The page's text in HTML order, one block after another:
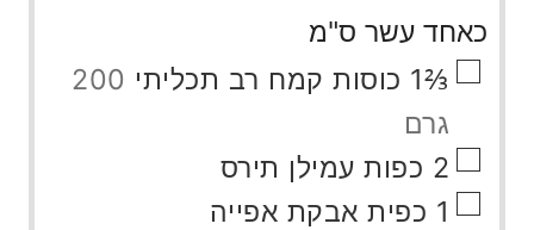
כאחד עשר ס"מ
▢
⅔1 כוסות קמח רב תכליתי 200
גרם
▢
2 כפות עמילן תירס
▢
1 כפית אבקת אפייה